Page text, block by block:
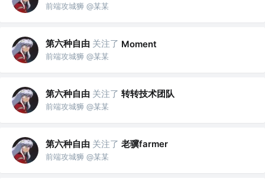
前端攻城狮 @某某
第六种自由 关注了 Moment
前端攻城狮 @某某
第六种自由 关注了 转转技术团队
前端攻城狮 @某某
第六种自由 关注了 老骥farmer
前端攻城狮 @某某